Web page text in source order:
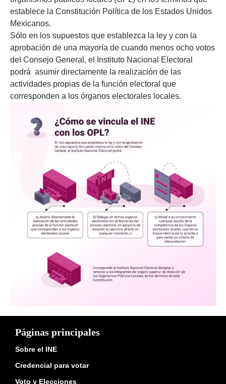
establece la Constitución Política de los Estados Unidos
Mexicanos.
Sólo en los supuestos que establezca la ley y con la
aprobación de una mayoría de cuando menos ocho votos
del Consejo General, el Instituto Nacional Electoral
podrá asumir directamente la realización de las
actividades propias de la función electoral que
corresponden a los órganos electorales locales.
Páginas principales
Sobre el INE
Credencial para votar
Voto y Elecciones